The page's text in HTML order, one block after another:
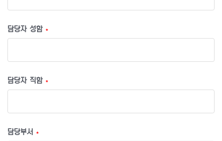
담당자 성함 *
담당자 직함 *
담당부서 *